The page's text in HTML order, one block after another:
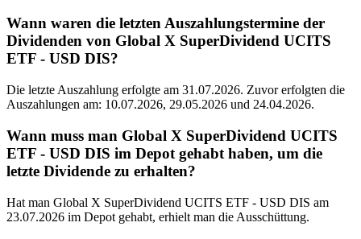
Wann waren die letzten Auszahlungstermine der
Dividenden von Global X SuperDividend UCITS
ETF - USD DIS?
Die letzte Auszahlung erfolgte am 31.07.2026. Zuvor erfolgten die
Auszahlungen am: 10.07.2026, 29.05.2026 und 24.04.2026.
Wann muss man Global X SuperDividend UCITS
ETF - USD DIS im Depot gehabt haben, um die
letzte Dividende zu erhalten?
Hat man Global X SuperDividend UCITS ETF - USD DIS am
23.07.2026 im Depot gehabt, erhielt man die Ausschüttung.